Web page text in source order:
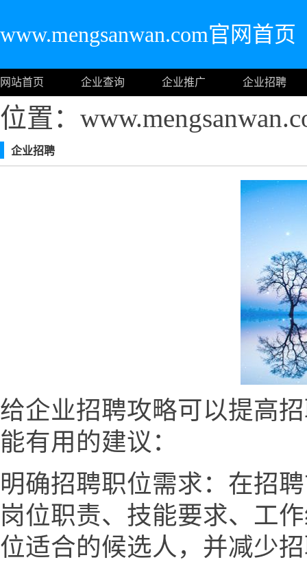
www.mengsanwan.com官网首页
网站首页 企业查询 企业推广 企业招聘
位置：
企业招聘
给企业招聘攻略可以提高
能有用的建议：
明确招聘职位需求：在招
岗位职责、技能要求、工
位适合的候选人，并减少